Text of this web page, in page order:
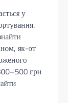
у
як-от
грн